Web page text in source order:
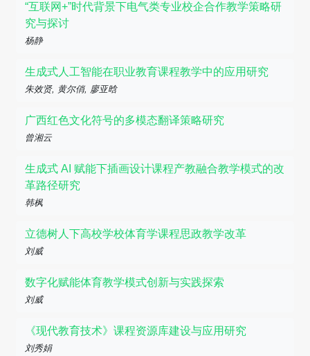
“互联网+”时代背景下电气类专业校企合作教学策略研
究与探讨
杨静
生成式人工智能在职业教育课程教学中的应用研究
朱效贤, 黄尔俏, 廖亚晗
广西红色文化符号的多模态翻译策略研究
曾湘云
生成式 AI 赋能下插画设计课程产教融合教学模式的改
革路径研究
韩枫
立德树人下高校学校体育学课程思政教学改革
刘威
数字化赋能体育教学模式创新与实践探索
刘威
《现代教育技术》课程资源库建设与应用研究
刘秀娟